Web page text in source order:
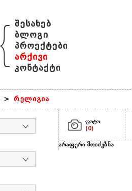
{ შესახებ
ბლოგი
პროექტები
არქივი
კონტაქტი
> რელიგია
ფოტო
(0)
არაფერი მოიძებნა